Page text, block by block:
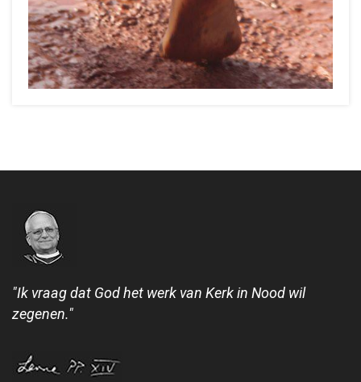
"Ik vraag dat God het werk van Kerk in Nood wil
zegenen."